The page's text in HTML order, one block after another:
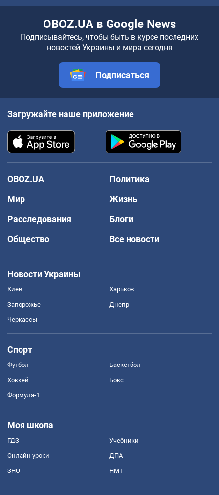
OBOZ.UA в Google News
Подписывайтесь, чтобы быть в курсе последних
новостей Украины и мира сегодня
Подписаться
Загружайте наше приложение
OBOZ.UA
Политика
Мир
Жизнь
Расследования
Блоги
Общество
Все новости
Новости Украины
Киев Харьков
Запорожье Днепр
Черкассы
Спорт
Футбол Баскетбол
Хоккей Бокс
Формула-1
Моя школа
ГДЗ Учебники
Онлайн уроки ДПА
ЗНО НМТ